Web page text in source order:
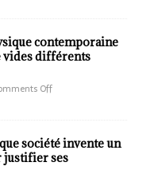
contemporaine
vides différents
Off
société invente un
justifier ses